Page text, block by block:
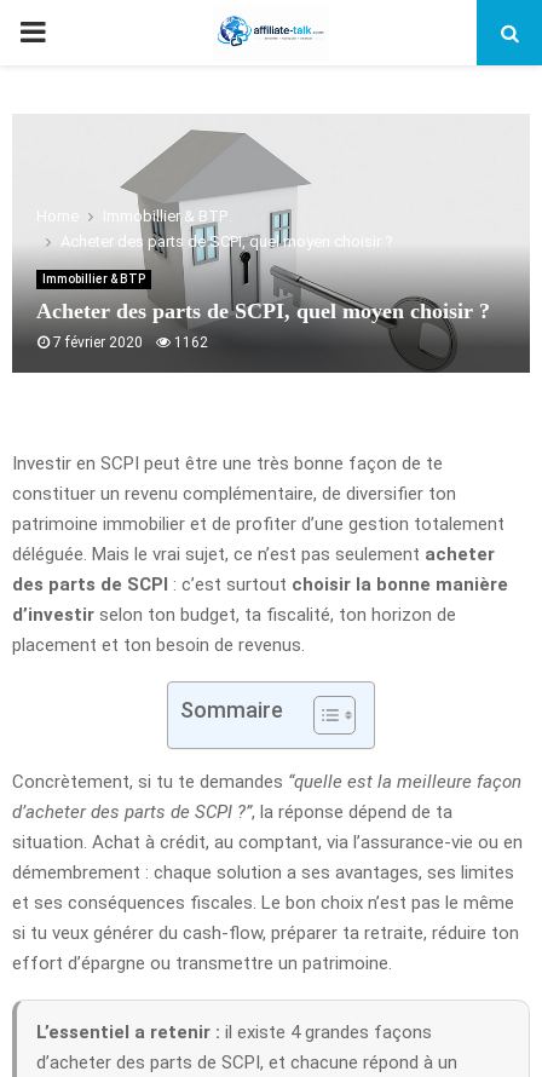
PRIMARY
Immobillier & BTP
Acheter des parts de SCPI, quel moyen choisir ?
Immobillier & BTP
Acheter des parts de SCPI, quel moyen choisir ?
7 février 2020 1162
Investir en SCPI peut être une très bonne façon de te
constituer un revenu complémentaire, de diversifier ton
patrimoine immobilier et de profiter d’une gestion totalement
déléguée. Mais le vrai sujet, ce n’est pas seulement acheter
des parts de SCPI : c’est surtout choisir la bonne manière
d’investir selon ton budget, ta fiscalité, ton horizon de
placement et ton besoin de revenus.
Sommaire
Concrètement, si tu te demandes “quelle est la meilleure façon
d’acheter des parts de SCPI ?”, la réponse dépend de ta
situation. Achat à crédit, au comptant, via l’assurance-vie ou en
démembrement : chaque solution a ses avantages, ses limites
et ses conséquences fiscales. Le bon choix n’est pas le même
si tu veux générer du cash-flow, préparer ta retraite, réduire ton
effort d’épargne ou transmettre un patrimoine.
L’essentiel a retenir : il existe 4 grandes façons
d’acheter des parts de SCPI, et chacune répond à un